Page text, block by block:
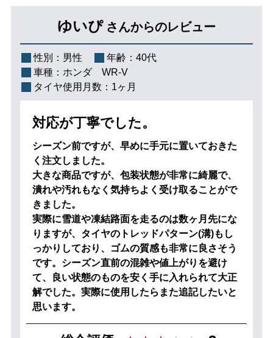
ゆいぴ さんからのレビュー
性別： 男性 年齢： 40代
車種： ホンダ WR-V
タイヤ使用月数： 1ヶ月
対応が丁寧でした。
シーズン前ですが、早めに手元に置いておきた
く注文しました。
大きな商品ですが、包装状態が非常に綺麗で、
潰れや汚れもなく気持ちよく受け取ることがで
きました。
実際に雪道や凍結路面を走るのは数ヶ月先にな
りますが、タイヤのトレッドパターン(溝)もし
っかりしており、ゴムの質感も非常に良さそう
です。シーズン直前の混雑や値上がりを避け
て、良い状態のものを安く手に入れられて大正
解でした。実際に使用したらまた追記したいと
思います。